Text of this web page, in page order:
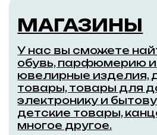
Уникальное место в Новосибирске,
где можно насладиться
разнообразными кулинарными
изысками со всего мира. Наш
гастромаркет предлагает
посетителям широкий выбор блюд,
приготовленных по рецептам из
различных кухонь мира.
У нас есть 40 корнеров, каждый из
ГАСТРОМАРКЕТ
РЕКА